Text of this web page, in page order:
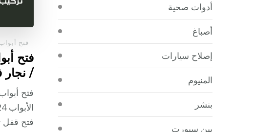
فتح أبواب
/ نجار
فتح
فتح
أدوات صحية
أصباغ
إصلاح سيارات
المنيوم
بنشر
بين سبورت